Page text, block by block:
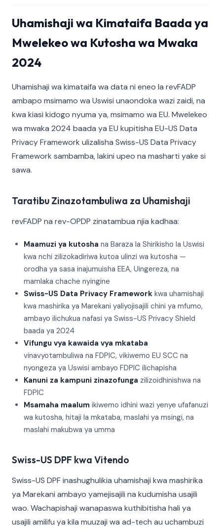
Uhamishaji wa Kimataifa Baada ya
Mwelekeo wa Kutosha wa Mwaka
2024
Uhamishaji wa kimataifa wa data ni eneo la revFADP
ambapo msimamo wa Uswisi unaondoka wazi zaidi, na
kwa kiasi kidogo nyuma ya, msimamo wa EU. Mwelekeo
wa mwaka 2024 baada ya EU kupitisha EU-US Data
Privacy Framework ulizalisha Swiss-US Data Privacy
Framework sambamba, lakini upeo na masharti yake si
sawa.
Taratibu Zinazotambuliwa za Uhamishaji
revFADP na rev-OPDP zinatambua njia kadhaa:
Maamuzi ya kutosha na Baraza la Shirikisho la Uswisi
kwa nchi zilizokadiriwa kutoa ulinzi wa kutosha —
orodha ya sasa inajumuisha EEA, Uingereza, na
mamlaka chache nyingine
Swiss-US Data Privacy Framework kwa uhamishaji
kwa mashirika ya Marekani yaliyojisajili chini ya mfumo,
ambayo ilichukua nafasi ya Swiss-US Privacy Shield
baada ya 2024
Vifungu vya kawaida vya mkataba
vinavyotambuliwa na FDPIC, vikiwemo EU SCC na
nyongeza ya Uswisi ambayo FDPIC ilichapisha
Kanuni za kampuni zinazofunga zilizoidhinishwa na
FDPIC
Msamaha maalum ikiwemo idhini wazi yenye ufafanuzi
wa kutosha, hitaji la mkataba, maslahi ya msingi, na
maslahi makubwa ya umma
Swiss-US DPF kwa Vitendo
Swiss-US DPF inashughulikia uhamishaji kwa mashirika
ya Marekani ambayo yamejisajili na kudumisha usajili
wao. Wachapishaji wanapaswa kuthibitisha hali ya
usajili amilifu ya kila muuzaji wa ad-tech au uchambuzi